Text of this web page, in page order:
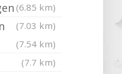
(6.85 km)
(7.03 km)
(7.54 km)
(7.7 km)